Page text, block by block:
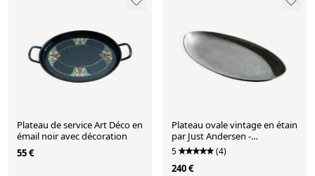
Plateau de service Art Déco en
émail noir avec décoration
55 €
Plateau ovale vintage en étain
par Just Andersen -
décoration de table - Art déco
Danemark - années 1930
5 (4)
240 €